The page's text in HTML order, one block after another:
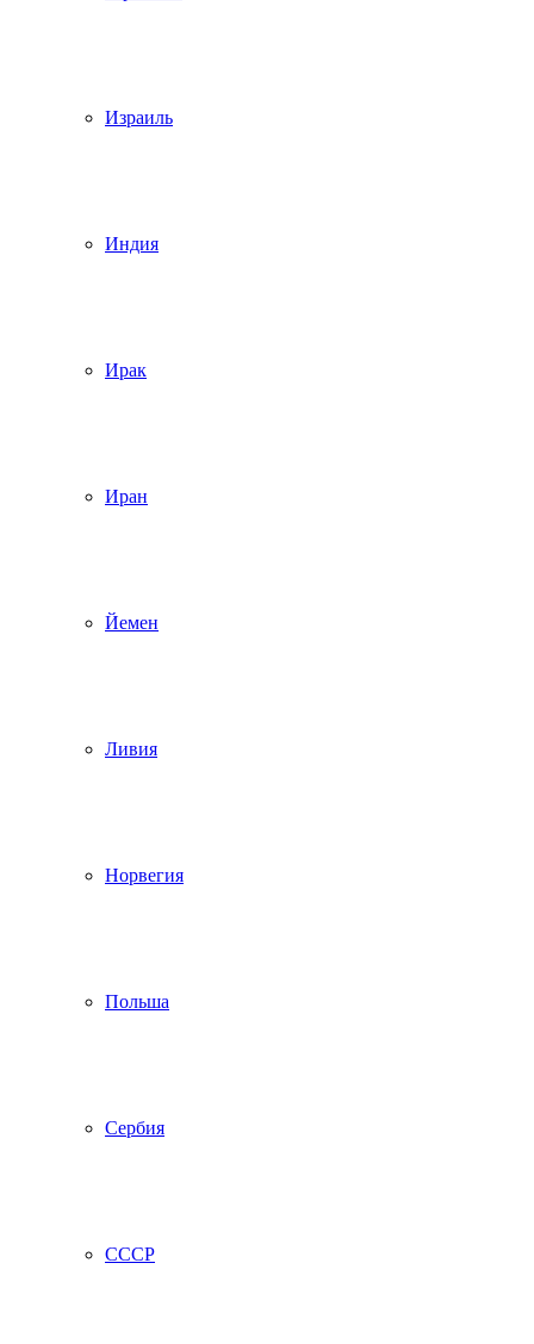
Израиль
Индия
Ирак
Иран
Йемен
Ливия
Норвегия
Польша
Сербия
СССР